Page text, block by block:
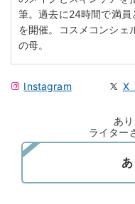
筆。過去に24時間で満員
を開催。コスメコンシェ
の母。
Instagram X
あ
ライター